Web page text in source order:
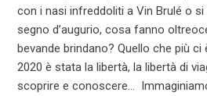
con i nasi infreddoliti a Vin Brulé o
segno d’augurio, cosa fanno
bevande brindano? Quello che più
2020 è stata la libertà, la libertà di
scoprire e conoscere…